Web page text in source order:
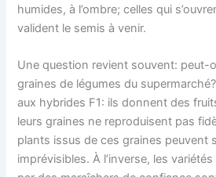
humides, à l’ombre; celles qui
valident le semis à venir.
Une question revient souvent: peut-
graines de légumes du
aux hybrides F1: ils donnent des
leurs graines ne reproduisent pas
plants issus de ces graines peuvent
imprévisibles. À l’inverse, les